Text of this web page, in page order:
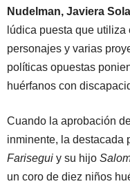
Nudelman, Javiera
lúdica puesta que
personajes y varias
políticas opuestas
huérfanos con
Cuando la aprobación
inminente, la destacada
Farisegui y su hijo
un coro de diez niños